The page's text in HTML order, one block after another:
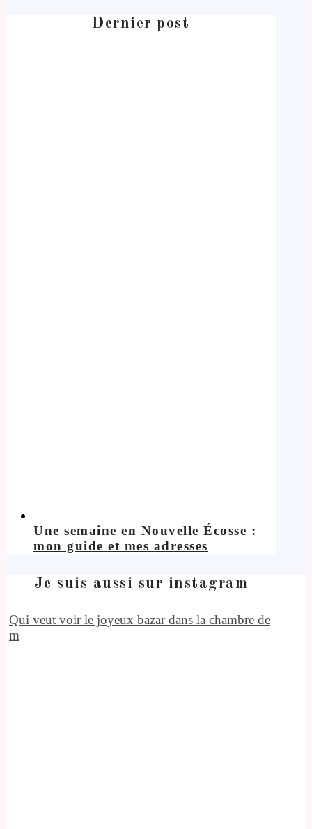
Dernier post
Une semaine en Nouvelle Écosse :
mon guide et mes adresses
Je suis aussi sur instagram
Qui veut voir le joyeux bazar dans la chambre de
m